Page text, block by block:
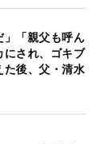
」「親父も呼ん
にされ、ゴキブ
た後、父・清水